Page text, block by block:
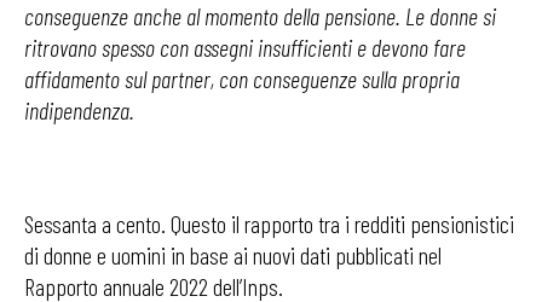
conseguenze anche al momento della pensione. Le donne si
ritrovano spesso con assegni insufficienti e devono fare
affidamento sul partner, con conseguenze sulla propria
indipendenza.
Sessanta a cento. Questo il rapporto tra i redditi pensionistici
di donne e uomini in base ai nuovi dati pubblicati nel
Rapporto annuale 2022 dell’Inps.